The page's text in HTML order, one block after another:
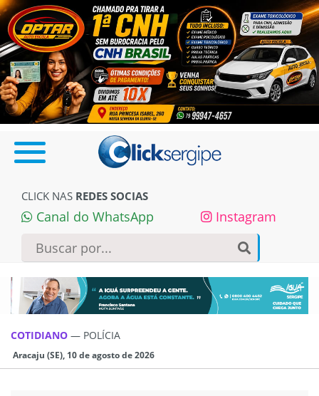
CLICK NAS REDES SOCIAS
Canal do WhatsApp Instagram
COTIDIANO — POLÍCIA
Aracaju (SE), 10 de agosto de 2026